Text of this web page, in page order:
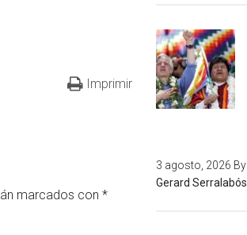
Imprimir
marcados con *
3 agosto, 2026 By
Gerard Serralabós